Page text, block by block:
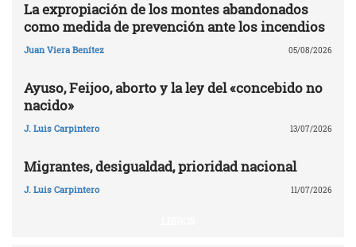
La expropiación de los montes abandonados
como medida de prevención ante los incendios
Juan Viera Benítez 05/08/2026
Ayuso, Feijoo, aborto y la ley del «concebido no
nacido»
J. Luis Carpintero 13/07/2026
Migrantes, desigualdad, prioridad nacional
J. Luis Carpintero 11/07/2026